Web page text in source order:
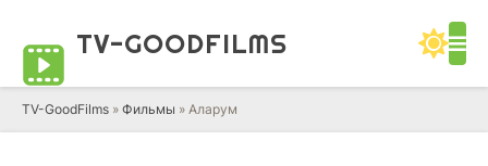
TV-GOODFILMS
TV-GoodFilms » Фильмы » Аларум